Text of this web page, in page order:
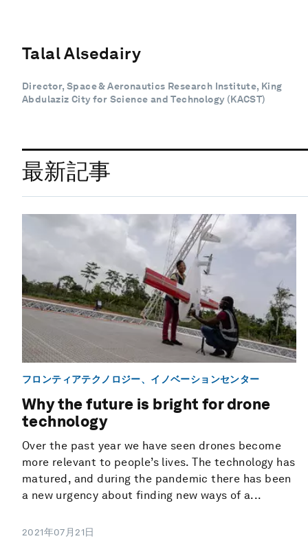
Talal Alsedairy
Director, Space & Aeronautics Research Institute, King
Abdulaziz City for Science and Technology (KACST)
最新記事
フロンティアテクノロジー、イノベーションセンター
Why the future is bright for drone
technology
Over the past year we have seen drones become
more relevant to people’s lives. The technology has
matured, and during the pandemic there has been
a new urgency about finding new ways of a...
2021年07月21日